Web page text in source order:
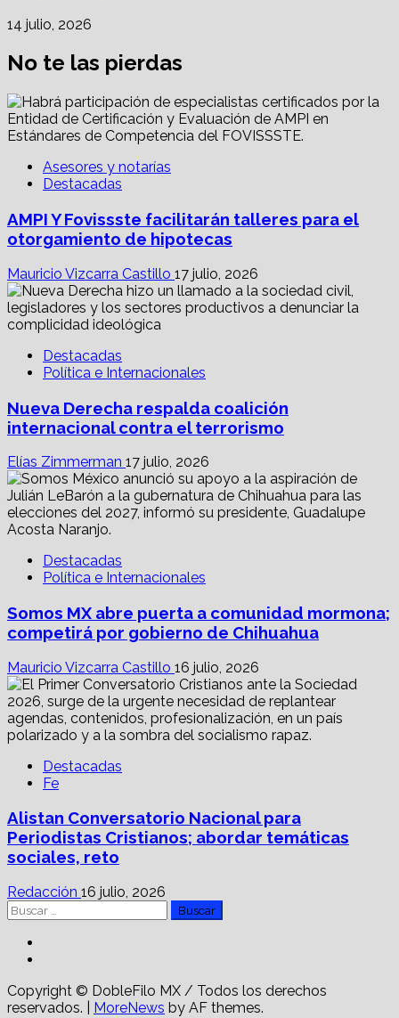
14 julio, 2026
No te las pierdas
Asesores y notarías
Destacadas
AMPI Y Fovissste facilitarán talleres para el
otorgamiento de hipotecas
Mauricio Vizcarra Castillo 17 julio, 2026
Destacadas
Política e Internacionales
Nueva Derecha respalda coalición
internacional contra el terrorismo
Elías Zimmerman 17 julio, 2026
Destacadas
Política e Internacionales
Somos MX abre puerta a comunidad mormona;
competirá por gobierno de Chihuahua
Mauricio Vizcarra Castillo 16 julio, 2026
Destacadas
Fe
Alistan Conversatorio Nacional para
Periodistas Cristianos; abordar temáticas
sociales, reto
Redacción 16 julio, 2026
Buscar:
Copyright © DobleFilo MX / Todos los derechos
reservados.
MoreNews by AF themes.